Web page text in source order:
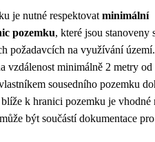
je nutné respektovat minimální
pozemku, které jsou stanoveny
požadavcích na využívání území.
vzdálenost minimálně 2 metry od
sousedního pozemku
k hranici pozemku je vhodné
být součástí dokumentace